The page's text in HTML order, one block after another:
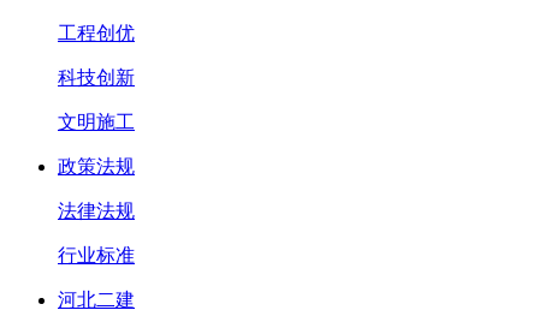
工程创优
科技创新
文明施工
政策法规
法律法规
行业标准
河北二建